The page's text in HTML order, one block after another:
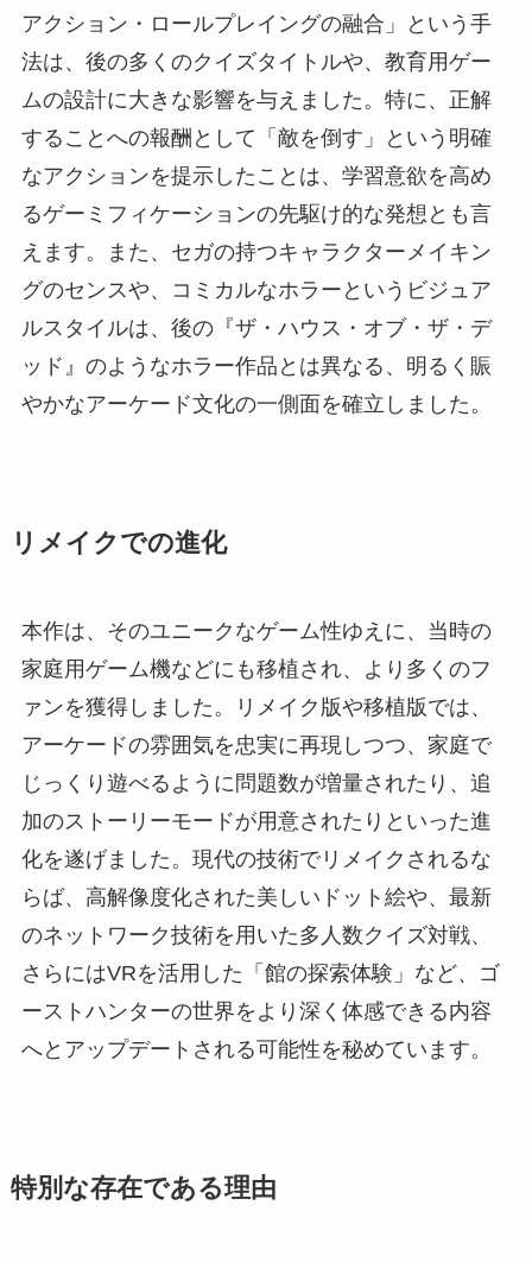
アクション・ロールプレイングの融合」という手
法は、後の多くのクイズタイトルや、教育用ゲー
ムの設計に大きな影響を与えました。特に、正解
することへの報酬として「敵を倒す」という明確
なアクションを提示したことは、学習意欲を高め
るゲーミフィケーションの先駆け的な発想とも言
えます。また、セガの持つキャラクターメイキン
グのセンスや、コミカルなホラーというビジュア
ルスタイルは、後の『ザ・ハウス・オブ・ザ・デ
ッド』のようなホラー作品とは異なる、明るく賑
やかなアーケード文化の一側面を確立しました。
リメイクでの進化
本作は、そのユニークなゲーム性ゆえに、当時の
家庭用ゲーム機などにも移植され、より多くのフ
ァンを獲得しました。リメイク版や移植版では、
アーケードの雰囲気を忠実に再現しつつ、家庭で
じっくり遊べるように問題数が増量されたり、追
加のストーリーモードが用意されたりといった進
化を遂げました。現代の技術でリメイクされるな
らば、高解像度化された美しいドット絵や、最新
のネットワーク技術を用いた多人数クイズ対戦、
さらにはVRを活用した「館の探索体験」など、ゴ
ーストハンターの世界をより深く体感できる内容
へとアップデートされる可能性を秘めています。
特別な存在である理由